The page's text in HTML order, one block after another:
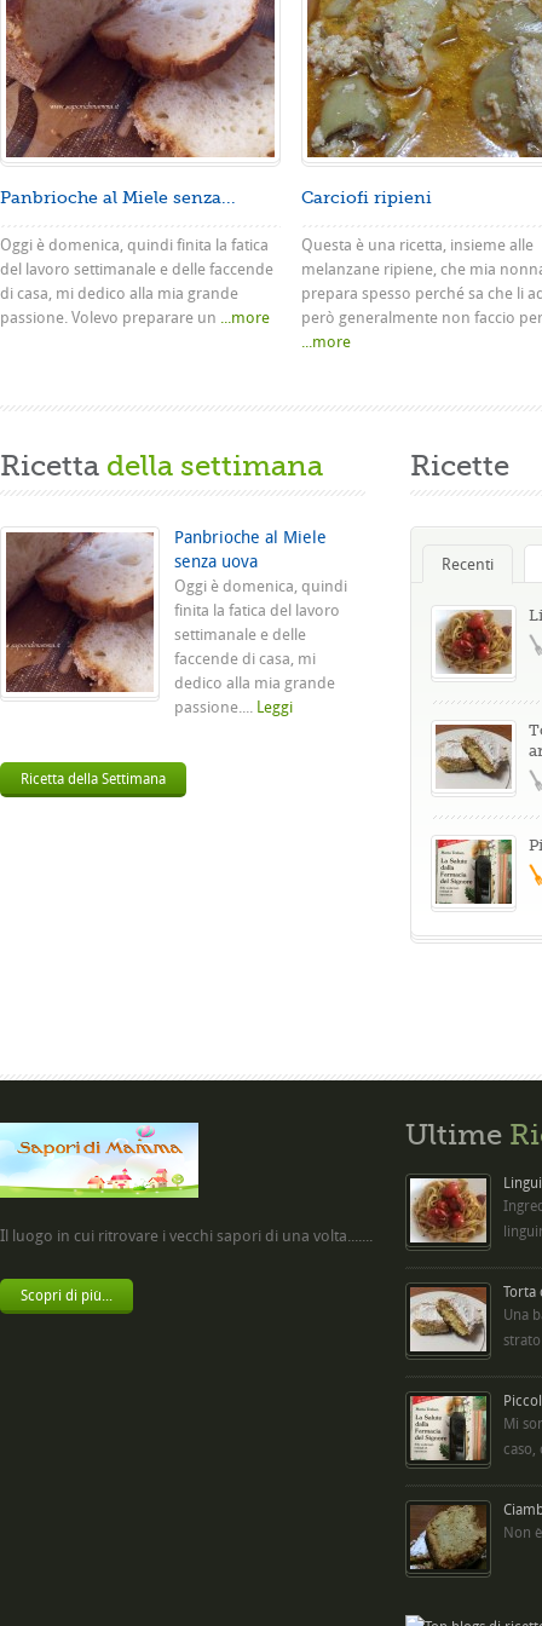
Panbrioche al Miele senza...
Oggi è domenica, quindi finita la fatica
del lavoro settimanale e delle faccende
di casa, mi dedico alla mia grande
passione. Volevo preparare un ...more
Carciofi ripieni
Questa è una ricetta, insieme alle
melanzane ripiene, che mia
prepara spesso perché sa che li
però generalmente non faccio
...more
Ricetta della settimana
Panbrioche al Miele
senza uova
Oggi è domenica, quindi
finita la fatica del lavoro
settimanale e delle
faccende di casa, mi
dedico alla mia grande
passione.... Leggi
Ricetta della Settimana
Ricette
Recenti
Il luogo in cui ritrovare i vecchi sapori di una volta.......
Scopri di più...
Ultime
Torta
Una
Mi
caso,
Non